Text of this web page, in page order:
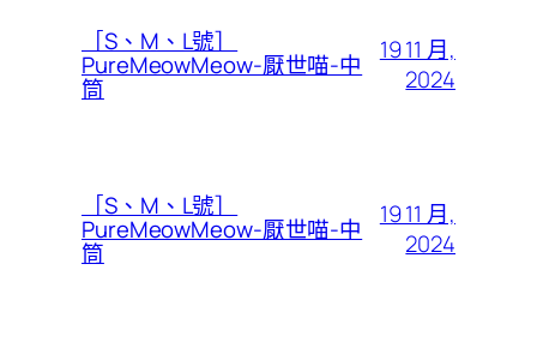
［S、M、L號］
PureMeowMeow-厭世喵-中
筒
19 11 月,
2024
［S、M、L號］
PureMeowMeow-厭世喵-中
筒
19 11 月,
2024